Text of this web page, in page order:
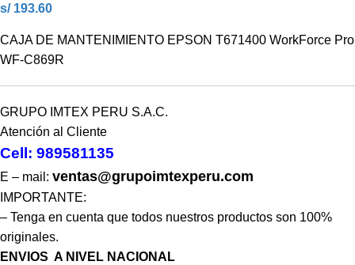
s/ 193.60
CAJA DE MANTENIMIENTO EPSON T671400 WorkForce Pro
WF-C869R
GRUPO IMTEX PERU S.A.C.
Atención al Cliente
Cell: 989581135
E – mail: ventas@grupoimtexperu.com
IMPORTANTE:
– Tenga en cuenta que todos nuestros productos son 100%
originales.
ENVIOS A NIVEL NACIONAL